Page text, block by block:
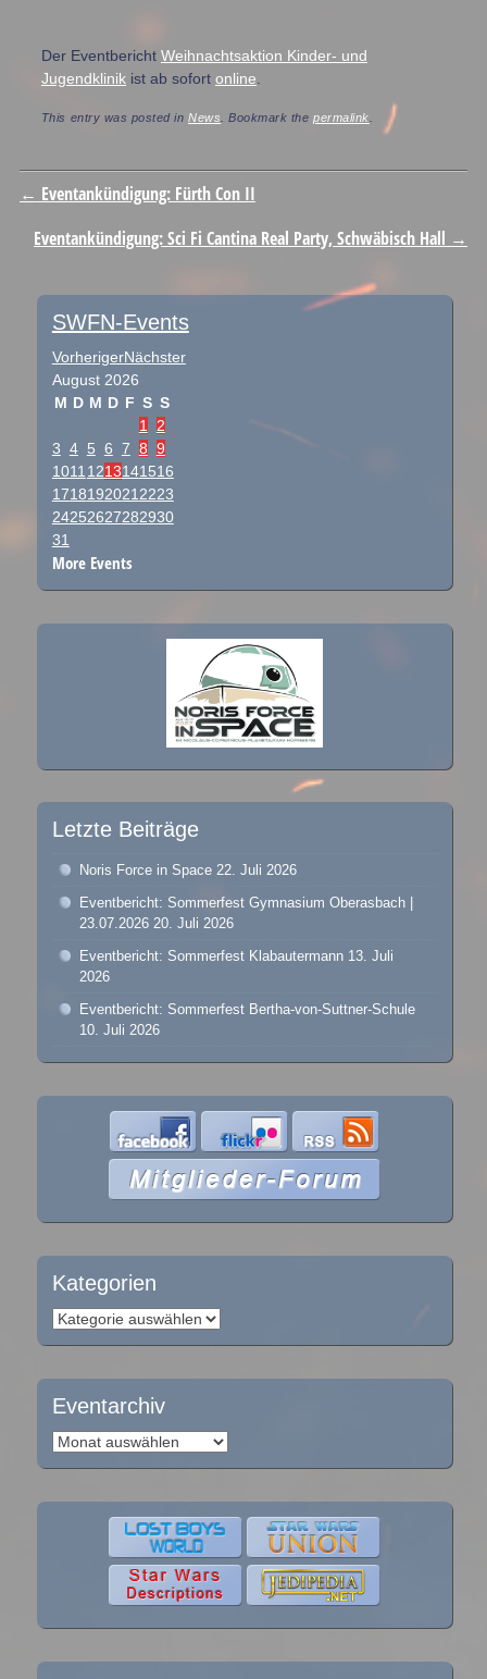
Der Eventbericht Weihnachtsaktion Kinder- und
Jugendklinikist ab sofort online
This entry was posted inNews . Bookmark thepermalink
Post navigation
← Eventankündigung: Fürth Con II
Eventankündigung: Sci Fi Cantina Real Party, Schwäbisch Hall →
SWFN-Events
VorherigerNächster
August 2026
M D M D F S S
1
2
3 4 5 6 7 8 9
1011 1213141516
1718192021 2223
24252627282930
31
More Events
Letzte Beiträge
Noris Force in Space 22. Juli 2026
Eventbericht: Sommerfest Gymnasium Oberasbach |
23.07.2026 20. Juli 2026
Eventbericht: Sommerfest Klabautermann 13. Juli
2026
Eventbericht: Sommerfest Bertha-von-Suttner-Schule
10. Juli 2026
Kategorien
Kategorien
Eventarchiv
Eventarchiv